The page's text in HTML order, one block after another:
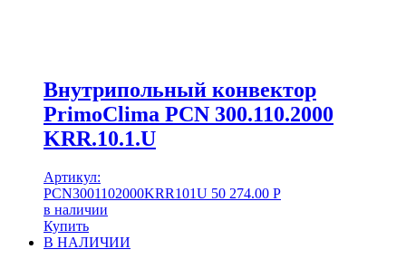
Внутрипольный конвектор
PrimoClima PCN 300.110.2000
KRR.10.1.U
Артикул:
PCN3001102000KRR101U 50 274.00 Р
в наличии
Купить
В НАЛИЧИИ